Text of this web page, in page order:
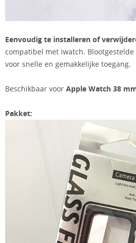
Eenvoudig te installeren of
compatibel met iwatch.
voor snelle en gemakkelijke toegang.
Beschikbaar voor Apple Watch 38
Pakket: